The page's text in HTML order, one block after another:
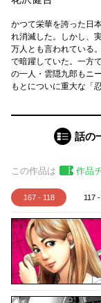
かつて栄華を誇った日
れ消滅した。しかし、
万人とも言われている
で暗躍していた。一方
の一人・雲隠九郎もニ
もとについに重大な「
話の
この作品は 作品
167 - 118 117